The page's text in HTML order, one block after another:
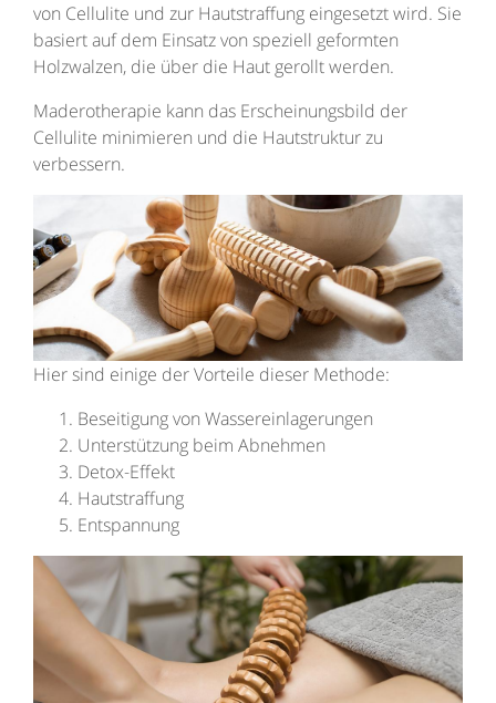
von Cellulite und zur Hautstraffung eingesetzt wird. Sie
basiert auf dem Einsatz von speziell geformten
Holzwalzen, die über die Haut gerollt werden.
Maderotherapie kann das Erscheinungsbild der
Cellulite minimieren und die Hautstruktur zu
verbessern.
Hier sind einige der Vorteile dieser Methode:
Beseitigung von Wassereinlagerungen
Unterstützung beim Abnehmen
Detox-Effekt
Hautstraffung
Entspannung